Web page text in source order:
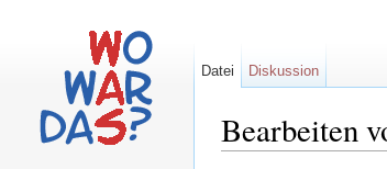
Bearbeiten
Datei Diskussion